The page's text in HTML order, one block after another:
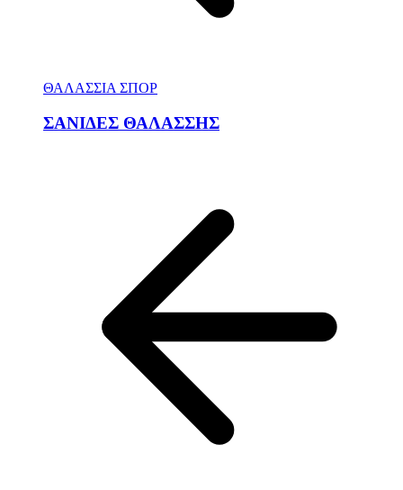
ΘΑΛΑΣΣΙΑ ΣΠΟΡ
ΣΑΝΙΔΕΣ ΘΑΛΑΣΣΗΣ